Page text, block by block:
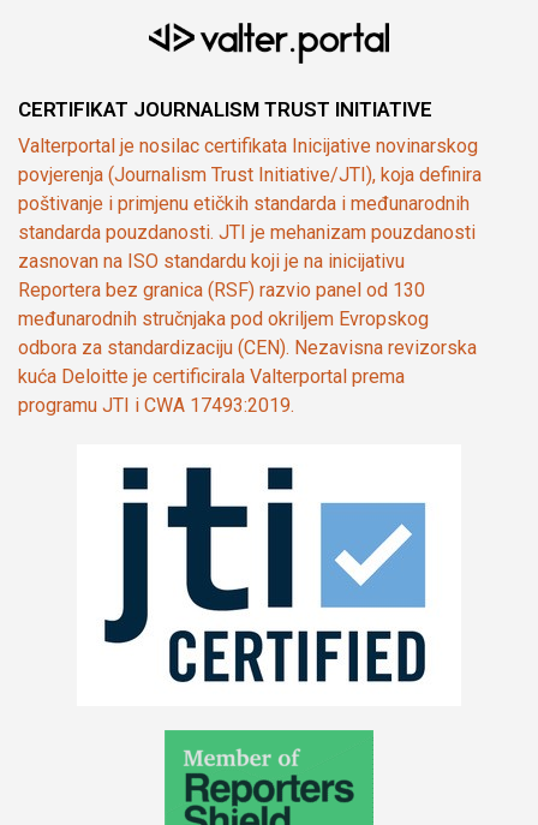
CERTIFIKAT JOURNALISM TRUST INITIATIVE
Valterportal je nosilac certifikata Inicijative novinarskog
povjerenja (Journalism Trust Initiative/JTI), koja definira
poštivanje i primjenu etičkih standarda i međunarodnih
standarda pouzdanosti. JTI je mehanizam pouzdanosti
zasnovan na ISO standardu koji je na inicijativu
Reportera bez granica (RSF) razvio panel od 130
međunarodnih stručnjaka pod okriljem Evropskog
odbora za standardizaciju (CEN). Nezavisna revizorska
kuća Deloitte je certificirala Valterportal prema
programu JTI i CWA 17493:2019.